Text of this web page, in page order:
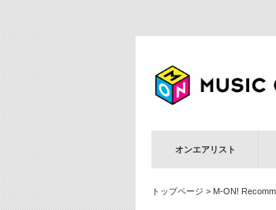
オンエアリスト
トップページ > M-ON!